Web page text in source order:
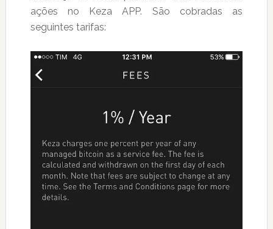
ações no Keza APP. São cobradas as
seguintes tarifas: